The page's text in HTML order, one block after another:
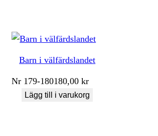
Barn i välfärdslandet
Nr 179-180180,00kr
Lägg till i varukorg